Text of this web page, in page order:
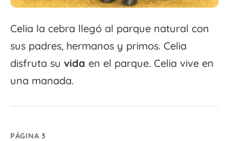
Celia la cebra llegó al parque natural con
sus padres, hermanos y primos. Celia
disfruta su vida en el parque. Celia vive en
una manada.
PÁGINA 3